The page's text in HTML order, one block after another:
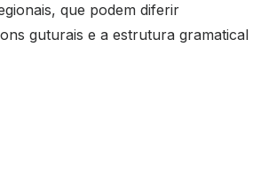
que podem diferir
guturais e a estrutura gramatical